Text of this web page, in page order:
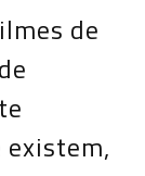
de
existem,